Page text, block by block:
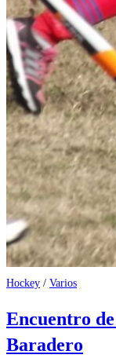
Hockey / Varios
Encuentro
Baradero